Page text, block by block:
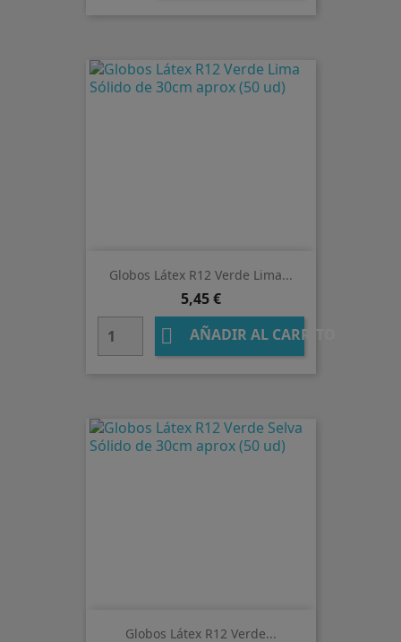
Globos Látex R12 Verde Lima...
Precio
5,45 €
 AÑADIR AL CARRITO
Globos Látex R12 Verde...